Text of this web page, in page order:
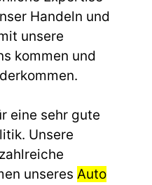
Handeln und
unsere
kommen und
eine sehr gute
Unsere
unseres Auto